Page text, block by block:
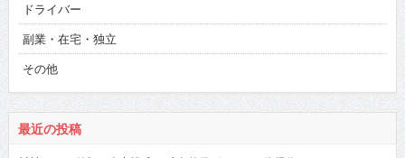
ドライバー
副業・在宅・独立
その他
最近の投稿